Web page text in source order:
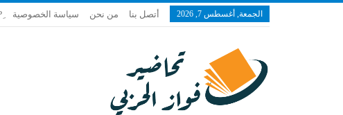
الجمعة, أغسطس 7, 2026 أتصل بنا من نحن سياسة الخصوصية